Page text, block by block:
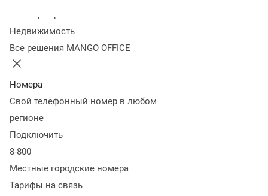
Недвижимость
Все решения MANGO OFFICE
Номера
Свой телефонный номер в любом
регионе
Подключить
8-800
Местные городские номера
Тарифы на связь
Статьи, обзоры, ТОПы, идеи и советы для развития
бизнеса. Энциклопедия маркетолога, Основы -
актуальная, живая и понятная информация доступным
языком.
CRM маркетинг
Аналитика
Веб-аналитика
Веб-разработка
Контекстная реклама
Яндекс Директ
Контент-маркетинг